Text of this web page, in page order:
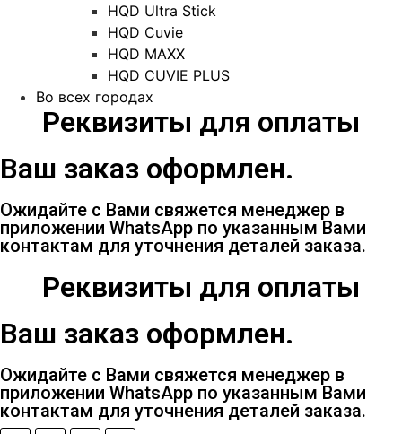
HQD Ultra Stick
HQD Cuvie
HQD MAXX
HQD CUVIE PLUS
Во всех городах
Реквизиты для оплаты
Ваш заказ оформлен.
Ожидайте с Вами свяжется менеджер в
приложении WhatsApp по указанным Вами
контактам для уточнения деталей заказа.
Реквизиты для оплаты
Ваш заказ оформлен.
Ожидайте с Вами свяжется менеджер в
приложении WhatsApp по указанным Вами
контактам для уточнения деталей заказа.